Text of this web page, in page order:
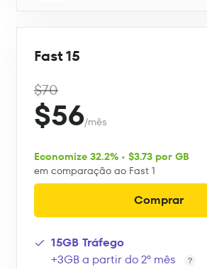
Fast 15
$70
$56/mês
Economize 32.2% • $3.73 por GB
em comparação ao Fast 1
Comprar
15GB Tráfego
+3GB a partir do 2º mês